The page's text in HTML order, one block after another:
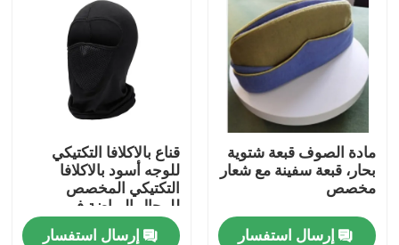
المنزل
المنتجات
مادة الصوف قبعة شتوية
بحار، قبعة سفينة مع شعار
مخصص
إرسال استفسار
قناع بالاكلافا التكتيكي
للوجه أسود بالاكلافا
التكتيكي المخصص
للرجال الرياضة في
الخارج
إرسال استفسار